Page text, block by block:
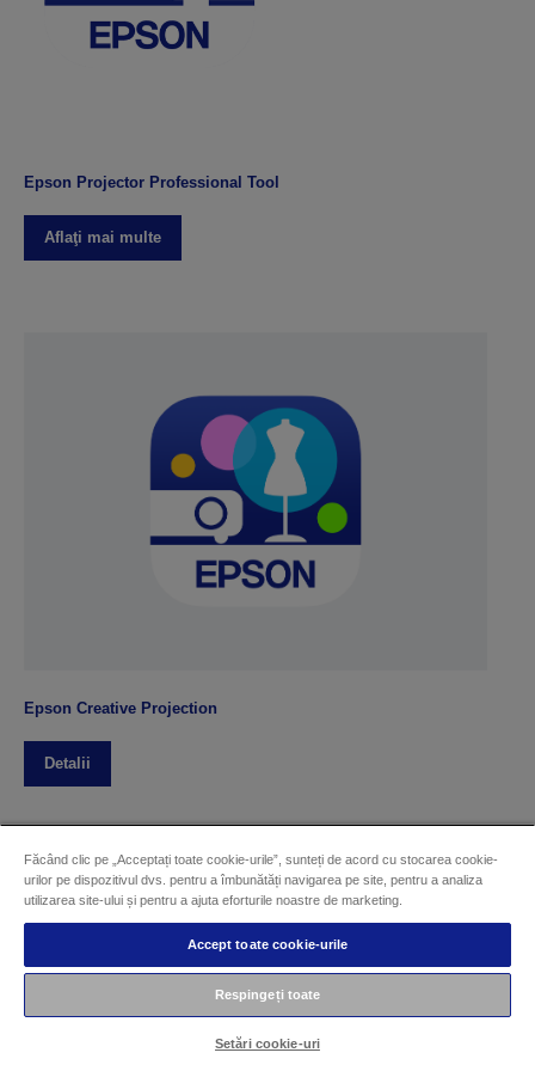
Epson Projector Professional Tool
Aflaţi mai multe
Epson Creative Projection
Detalii
Făcând clic pe „Acceptați toate cookie-urile”, sunteți de acord cu stocarea cookie-
urilor pe dispozitivul dvs. pentru a îmbunătăți navigarea pe site, pentru a analiza
utilizarea site-ului și pentru a ajuta eforturile noastre de marketing.
Accept toate cookie-urile
Respingeți toate
Setări cookie-uri